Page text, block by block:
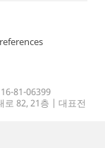
81-06399
로 82, 21층 | 대표전